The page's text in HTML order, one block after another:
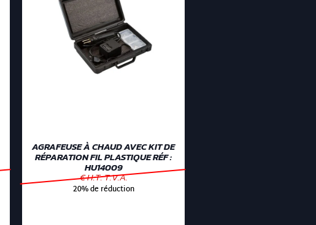
AGRAFEUSE À CHAUD AVEC KIT DE
RÉPARATION FIL PLASTIQUE RÉF :
HU14009
€ H.T. T.V.A.
20% de réduction